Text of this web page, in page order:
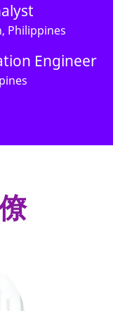
Philippines
Engineer